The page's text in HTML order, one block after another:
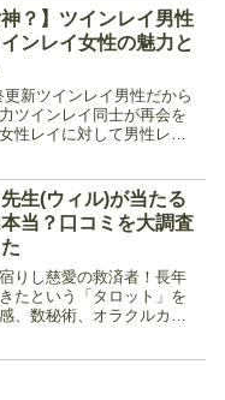
イ女性に対して非常に一途
してくれま...
神？】ツインレイ男性
ンレイ女性の魅力と
新ツインレイ男性だから
ツインレイ同士が再会を
性レイに対して男性レイ
ツインレイ男性にしか分
沢...
生(ウィル)が当たる
当？口コミを大調査
りし慈愛の救済者！長年
たという「タロット」を
、数秘術、オラクルカー